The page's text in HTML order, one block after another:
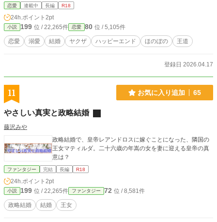
恋愛 連載中 長編 R18
24h.ポイント 2pt
小説 199 位 / 22,265件 恋愛 80 位 / 5,105件
恋愛 溺愛 結婚 ヤクザ ハッピーエンド ほのぼの 王道
登録日 2026.04.17
11 お気に入り追加 65
やさしい真実と政略結婚
藤沢みや
政略結婚で、皇帝レアンドロスに嫁ぐことになった、隣国の
王女マティルダ。二十六歳の年嵩の女を妻に迎える皇帝の真
意は？
ファンタジー 完結 長編 R18
24h.ポイント 2pt
小説 199 位 / 22,265件 ファンタジー 72 位 / 8,581件
政略結婚 結婚 王女